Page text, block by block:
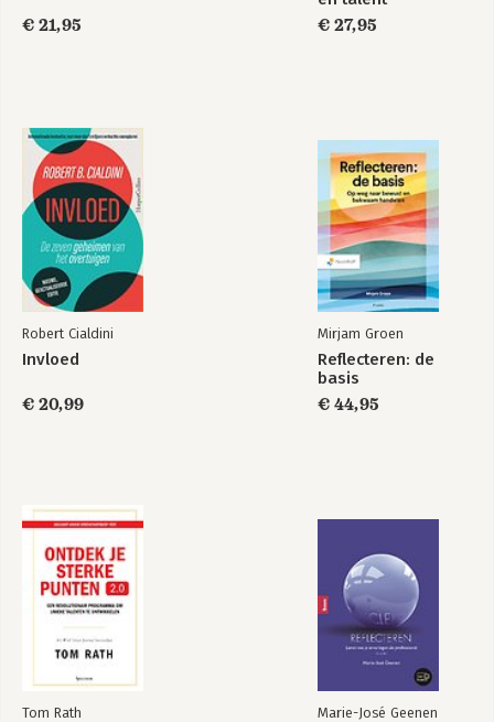
€ 21,95
€ 27,95
Robert Cialdini
Invloed
€ 20,99
Mirjam Groen
Reflecteren: de
basis
€ 44,95
Tom Rath Marie-José Geenen